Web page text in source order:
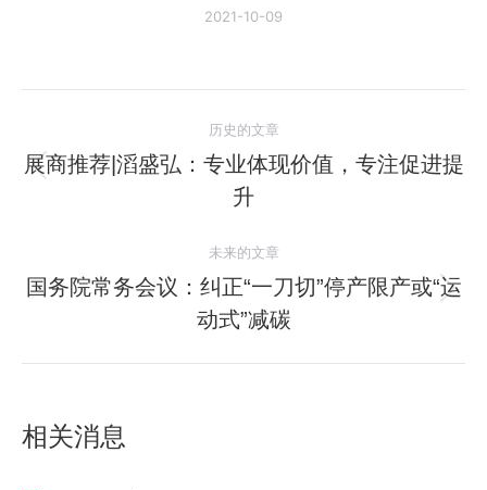
2021-10-09
章
历史的文章
历
史
文
章：
展商推荐|滔盛弘：专业体现价值，专注促进提
升
未来的文章
未
来
的
国务院常务会议：纠正“一刀切”停产限产或“运
动式”减碳
相关消息